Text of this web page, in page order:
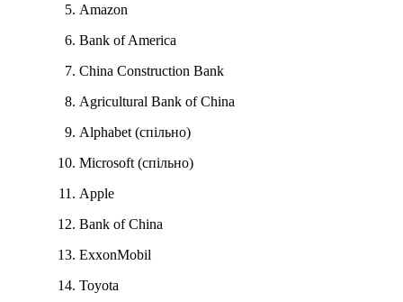
Amazon
Bank of America
China Construction Bank
Agricultural Bank of China
Alphabet (спільно)
Microsoft (спільно)
Apple
Bank of China
ExxonMobil
Toyota